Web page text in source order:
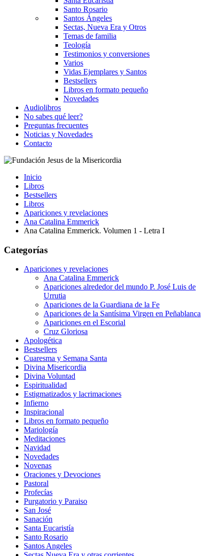
Santo Rosario
Santos Ángeles
Sectas, Nueva Era y Otros
Temas de familia
Teología
Testimonios y conversiones
Varios
Vidas Ejemplares y Santos
Bestsellers
Libros en formato pequeño
Novedades
Audiolibros
No sabes qué leer?
Preguntas frecuentes
Noticias y Novedades
Contacto
Inicio
Libros
Bestsellers
Libros
Apariciones y revelaciones
Ana Catalina Emmerick
Ana Catalina Emmerick. Volumen 1 - Letra I
Categorías
Apariciones y revelaciones
Ana Catalina Emmerick
Apariciones alrededor del mundo P. José Luis de
Urrutia
Apariciones de la Guardiana de la Fe
Apariciones de la Santísima Virgen en Peñablanca
Apariciones en el Escorial
Cruz Gloriosa
Apologética
Bestsellers
Cuaresma y Semana Santa
Divina Misericordia
Divina Voluntad
Espiritualidad
Estigmatizados y lacrimaciones
Infierno
Inspiracional
Libros en formato pequeño
Mariología
Meditaciones
Navidad
Novedades
Novenas
Oraciones y Devociones
Pastoral
Profecías
Purgatorio y Paraiso
San José
Sanación
Santa Eucaristía
Santo Rosario
Santos Angeles